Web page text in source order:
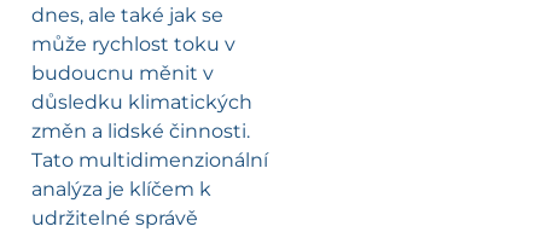
dnes, ale také jak se
může rychlost toku v
budoucnu měnit v
důsledku klimatických
změn a lidské činnosti.
Tato multidimenzionální
analýza je klíčem k
udržitelné správě